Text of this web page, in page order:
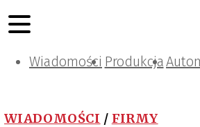
Wiadomości Produkcja
Projektowanie i konstrukcje
Zarządzanie i IT
Tematy specjalne
WIADOMOŚCI / FIRMY